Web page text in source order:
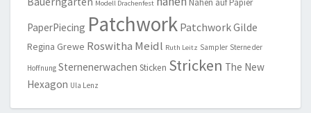
Modell Drachenfest
PaperPiecing Patchwork Patchwork Gilde
Regina Grewe Roswitha Meidl Ruth Leitz Sampler Sterne der
Hoffnung Sternenerwachen Sticken Stricken The New
Hexagon Ula Lenz